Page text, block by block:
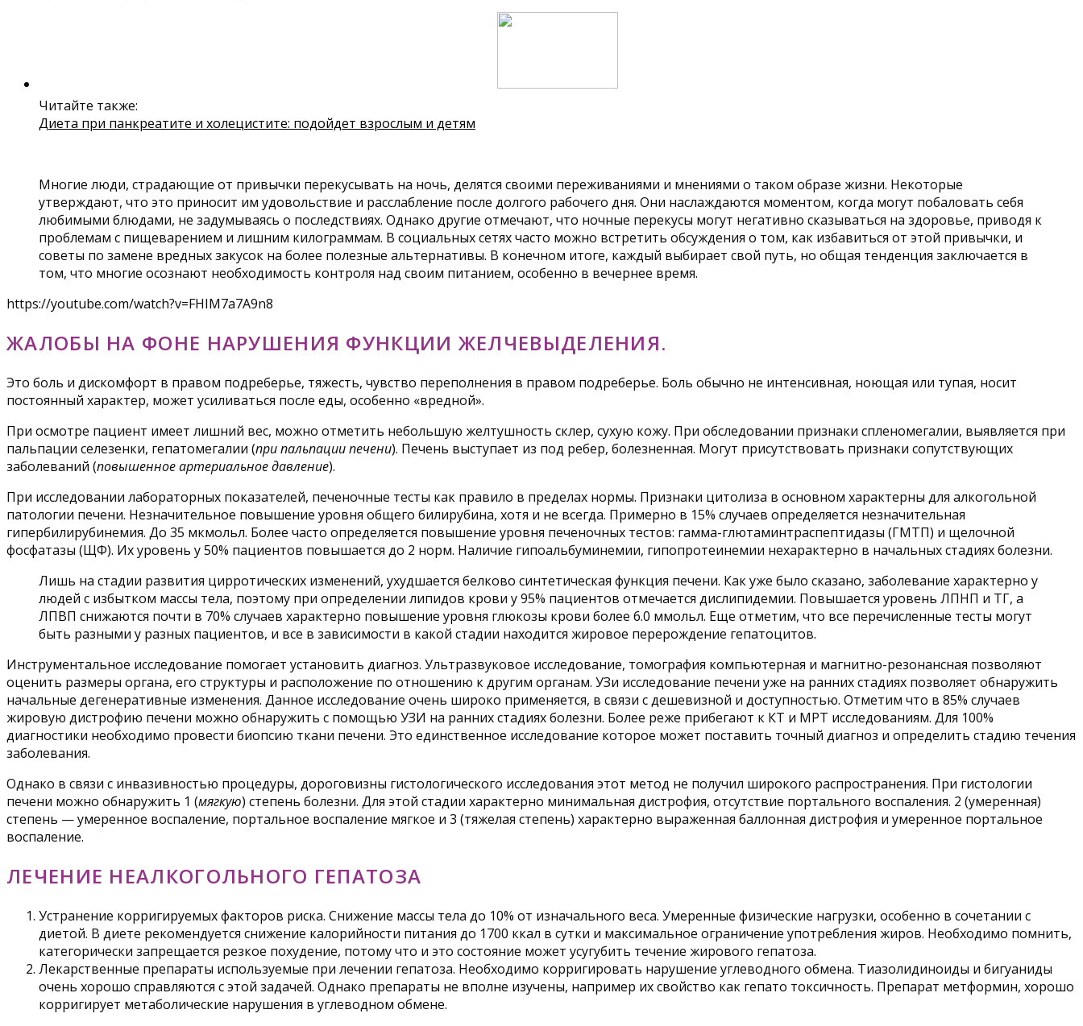
Читайте также:
Диета при панкреатите и холецистите: подойдет взрослым и детям
Многие люди, страдающие от привычки перекусывать на ночь, делятся своими переживаниями и мнениями о таком образе жизни. Некоторые
утверждают, что это приносит им удовольствие и расслабление после долгого рабочего дня. Они наслаждаются моментом, когда могут побаловать себя
любимыми блюдами, не задумываясь о последствиях. Однако другие отмечают, что ночные перекусы могут негативно сказываться на здоровье, приводя к
проблемам с пищеварением и лишним килограммам. В социальных сетях часто можно встретить обсуждения о том, как избавиться от этой привычки, и
советы по замене вредных закусок на более полезные альтернативы. В конечном итоге, каждый выбирает свой путь, но общая тенденция заключается в
том, что многие осознают необходимость контроля над своим питанием, особенно в вечернее время.
https://youtube.com/watch?v=FHIM7a7A9n8
ЖАЛОБЫ НА ФОНЕ НАРУШЕНИЯ ФУНКЦИИ ЖЕЛЧЕВЫДЕЛЕНИЯ.
Это боль и дискомфорт в правом подреберье, тяжесть, чувство переполнения в правом подреберье. Боль обычно не интенсивная, ноющая или тупая, носит
постоянный характер, может усиливаться после еды, особенно «вредной».
При осмотре пациент имеет лишний вес, можно отметить небольшую желтушность склер, сухую кожу. При обследовании признаки спленомегалии, выявляется при
пальпации селезенки, гепатомегалии (при пальпации печени). Печень выступает из под ребер, болезненная. Могут присутствовать признаки сопутствующих
заболеваний (повышенное артериальное давление).
При исследовании лабораторных показателей, печеночные тесты как правило в пределах нормы. Признаки цитолиза в основном характерны для алкогольной
патологии печени. Незначительное повышение уровня общего билирубина, хотя и не всегда. Примерно в 15% случаев определяется незначительная
гипербилирубинемия. До 35 мкмольл. Более часто определяется повышение уровня печеночных тестов: гамма-глютаминтраспептидазы (ГМТП) и щелочной
фосфатазы (ЩФ). Их уровень у 50% пациентов повышается до 2 норм. Наличие гипоальбуминемии, гипопротеинемии нехарактерно в начальных стадиях болезни.
Лишь на стадии развития цирротических изменений, ухудшается белково синтетическая функция печени. Как уже было сказано, заболевание характерно у
людей с избытком массы тела, поэтому при определении липидов крови у 95% пациентов отмечается дислипидемии. Повышается уровень ЛПНП и ТГ, а
ЛПВП снижаются почти в 70% случаев характерно повышение уровня глюкозы крови более 6.0 ммольл. Еще отметим, что все перечисленные тесты могут
быть разными у разных пациентов, и все в зависимости в какой стадии находится жировое перерождение гепатоцитов.
Инструментальное исследование помогает установить диагноз. Ультразвуковое исследование, томография компьютерная и магнитно-резонансная позволяют
оценить размеры органа, его структуры и расположение по отношению к другим органам. УЗи исследование печени уже на ранних стадиях позволяет обнаружить
начальные дегенеративные изменения. Данное исследование очень широко применяется, в связи с дешевизной и доступностью. Отметим что в 85% случаев
жировую дистрофию печени можно обнаружить с помощью УЗИ на ранних стадиях болезни. Более реже прибегают к КТ и МРТ исследованиям. Для 100%
диагностики необходимо провести биопсию ткани печени. Это единственное исследование которое может поставить точный диагноз и определить стадию течения
заболевания.
Однако в связи с инвазивностью процедуры, дороговизны гистологического исследования этот метод не получил широкого распространения. При гистологии
печени можно обнаружить 1 (мягкую) степень болезни. Для этой стадии характерно минимальная дистрофия, отсутствие портального воспаления. 2 (умеренная)
степень — умеренное воспаление, портальное воспаление мягкое и 3 (тяжелая степень) характерно выраженная баллонная дистрофия и умеренное портальное
воспаление.
ЛЕЧЕНИЕ НЕАЛКОГОЛЬНОГО ГЕПАТОЗА
Устранение корригируемых факторов риска. Снижение массы тела до 10% от изначального веса. Умеренные физические нагрузки, особенно в сочетании с
диетой. В диете рекомендуется снижение калорийности питания до 1700 ккал в сутки и максимальное ограничение употребления жиров. Необходимо помнить,
категорически запрещается резкое похудение, потому что и это состояние может усугубить течение жирового гепатоза.
Лекарственные препараты используемые при лечении гепатоза. Необходимо корригировать нарушение углеводного обмена. Тиазолидиноиды и бигуаниды
очень хорошо справляются с этой задачей. Однако препараты не вполне изучены, например их свойство как гепато токсичность. Препарат метформин, хорошо
корригирует метаболические нарушения в углеводном обмене.